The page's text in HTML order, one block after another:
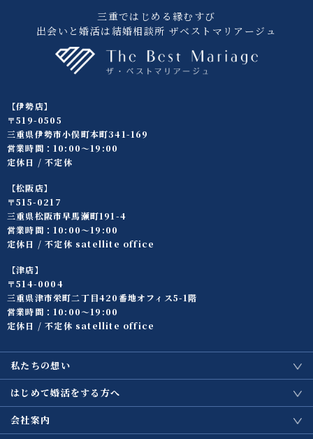
三重ではじめる縁むすび
出会いと婚活は結婚相談所 ザベストマリアージュ
【伊勢店】
〒519-0505
三重県伊勢市小俣町本町341-169
営業時間：10:00〜19:00
定休日 / 不定休
【松阪店】
〒515-0217
三重県松阪市早馬瀬町191-4
営業時間：10:00〜19:00
定休日 / 不定休 satellite office
【津店】
〒514-0004
三重県津市栄町二丁目420番地オフィス5-1階
営業時間：10:00〜19:00
定休日 / 不定休 satellite office
私たちの想い
はじめて婚活をする方へ
会社案内